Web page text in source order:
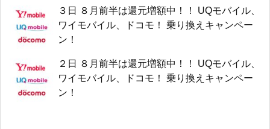
３日 ８月前半は還元増額中！！ UQモバイル、
ワイモバイル、ドコモ！ 乗り換えキャンペー
ン！
２日 ８月前半は還元増額中！！ UQモバイル、
ワイモバイル、ドコモ！ 乗り換えキャンペー
ン！